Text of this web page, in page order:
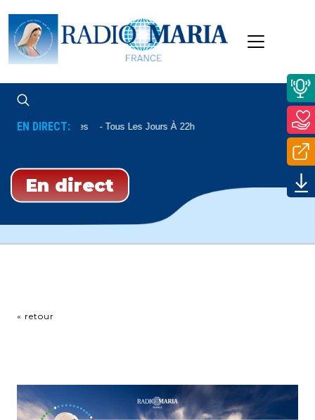
EN DIRECT:
Complies Tous Les Jours À 22h
En direct
« retour